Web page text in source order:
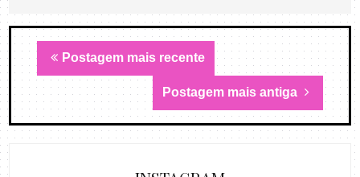
Postagem mais recente
Postagem mais antiga